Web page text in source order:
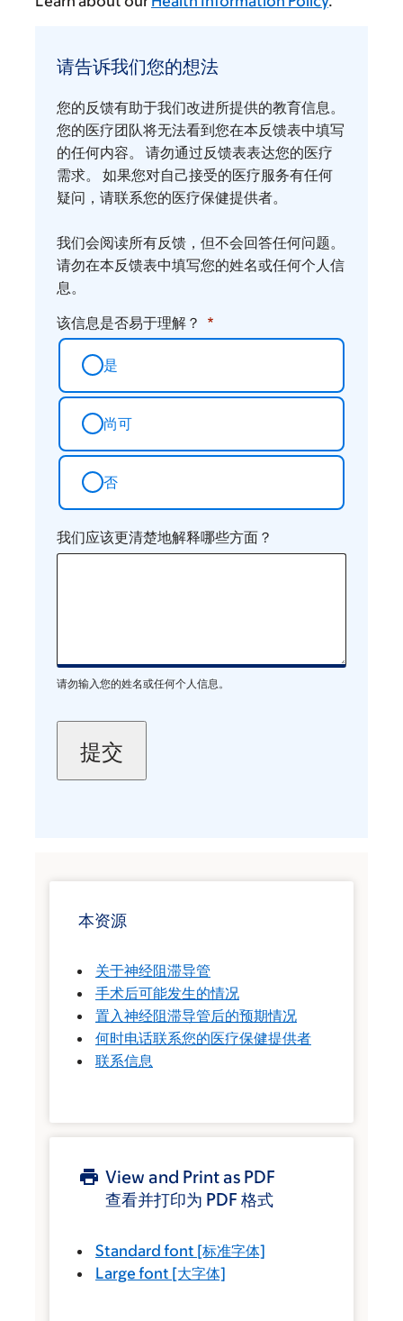
告
我
们
您
的
想
请告诉我们您的想法
您的反馈有助于我们改进所提供的教育信息。
您的医疗团队将无法看到您在本反馈表中填写
的任何内容。 请勿通过反馈表表达您的医疗
需求。 如果您对自己接受的医疗服务有任何
疑问，请联系您的医疗保健提供者。
我们会阅读所有反馈，但不会回答任何问题。
请勿在本反馈表中填写您的姓名或任何个人信
息。
该信息是否易于理解？
是
尚可
否
我们应该更清楚地解释哪些方面？
请勿输入您的姓名或任何个人信息。
本资源
关于神经阻滞导管
手术后可能发生的情况
置入神经阻滞导管后的预期情况
何时电话联系您的医疗保健提供者
联系信息
View and Print as PDF
查看并打印为 PDF 格式
Standard font [标准字体]
Large font [大字体]